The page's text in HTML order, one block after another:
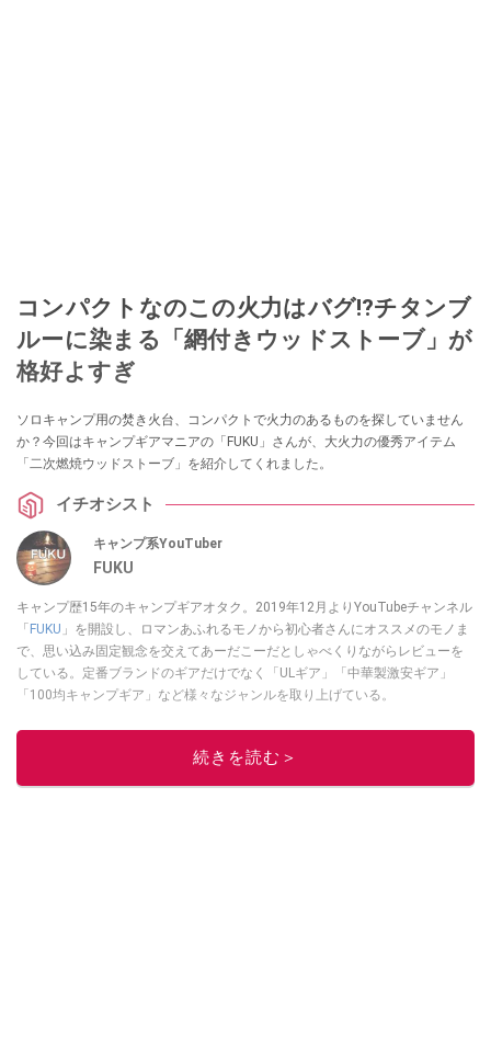
コンパクトなのこの火力はバグ⁉チタンブ
ルーに染まる「網付きウッドストーブ」が
格好よすぎ
ソロキャンプ用の焚き火台、コンパクトで火力のあるものを探していません
か？今回はキャンプギアマニアの「FUKU」さんが、大火力の優秀アイテム
「二次燃焼ウッドストーブ」を紹介してくれました。
イチオシスト
キャンプ系YouTuber
FUKU
キャンプ歴15年のキャンプギアオタク。2019年12月よりYouTubeチャンネル
「FUKU 」を開設し、ロマンあふれるモノから初心者さんにオススメのモノま
で、思い込み固定観念を交えてあーだこーだとしゃべくりながらレビューを
している。定番ブランドのギアだけでなく「ULギア」「中華製激安ギア」
「100均キャンプギア」など様々なジャンルを取り上げている。
このイチオシストの他の記事を読む
続きを読む＞